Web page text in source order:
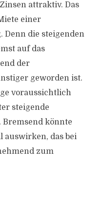
attraktiv. Das
einer
Denn die steigenden
auf das
der
geworden ist.
voraussichtlich
steigende
könnte
auswirken, das bei
zum